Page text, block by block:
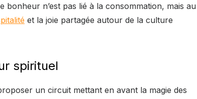
n’est pas lié à la consommation, mais au
et la joie partagée autour de la culture
spirituel
un circuit mettant en avant la magie des